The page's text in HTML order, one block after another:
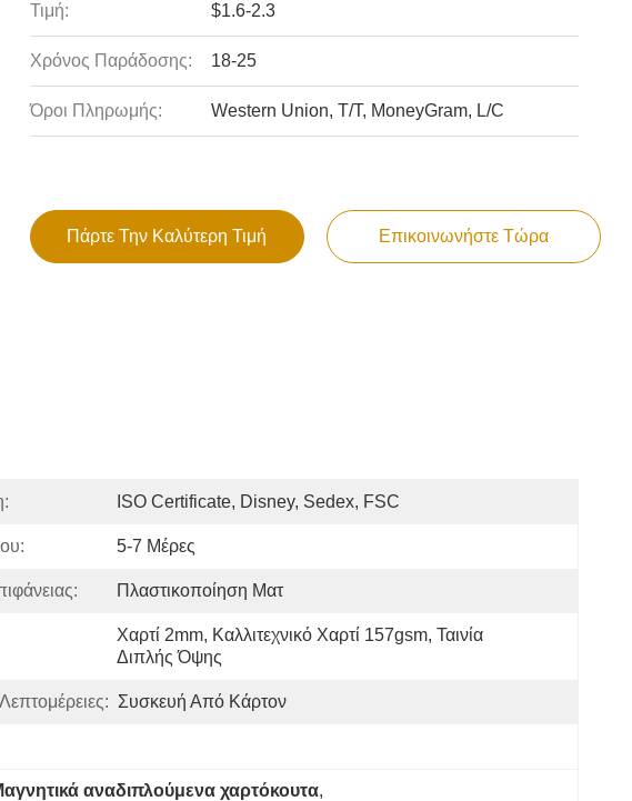
Τιμή: $1.6-2.3
Χρόνος Παράδοσης: 18-25
Όροι Πληρωμής: Western Union, T/T, MoneyGram, L/C
Πάρτε Την Καλύτερη Τιμή Επικοινωνήστε Τώρα
ISO Certificate, Disney, Sedex, FSC
5-7 Μέρες
Πλαστικοποίηση Ματ
Χαρτί 2mm, Καλλιτεχνικό Χαρτί 157gsm, Ταινία
Διπλής Όψης
Συσκευή Από Κάρτον
αναδιπλούμενα χαρτόκουτα,